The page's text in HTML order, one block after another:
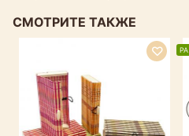
СМОТРИТЕ ТАКЖЕ